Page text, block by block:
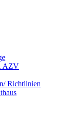
AZV
Richtlinien